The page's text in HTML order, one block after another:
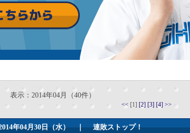
：2014年04月（40件）
<< [1] [2] [3] [4] >>
年04月30日（水） ｜連敗ストップ！